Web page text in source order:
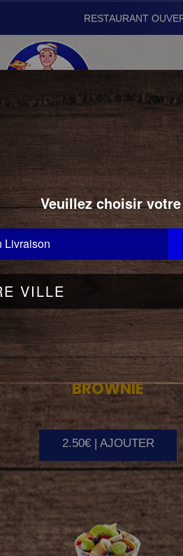
Vous pouvez
DESSERTS
BROWNIE
2.50€ | AJOUTER